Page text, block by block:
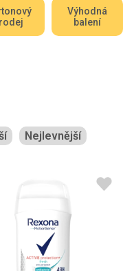
Výhodná
balení
Nejlevnější